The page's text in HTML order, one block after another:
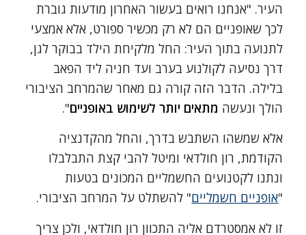
העיר. "אנחנו רואים בעשור האחרון מודעות גוברת
לכך שאופניים הם לא רק מכשיר ספורט, אלא אמצעי
לתנועה בתוך העיר: החל מלקיחת הילד בבוקר לגן,
דרך נסיעה לקולנוע בערב ועד חניה ליד הפאב
בלילה. הדבר הזה קורה גם מאחר שהמרחב הציבורי
הולך ונעשה מתאים יותר לשימוש באופניים".
אלא שמשהו השתבש בדרך, והחל מהקדנציה
הקודמת, רון חולדאי ומיטל להבי קצת התבלבלו
ונתנו לקטנועים החשמליים המכונים בטעות
"אופניים חשמליים" להשתלט על המרחב הציבורי.
זו לא אמסטרדם אליה התכוון רון חולדאי, ולכן צריך